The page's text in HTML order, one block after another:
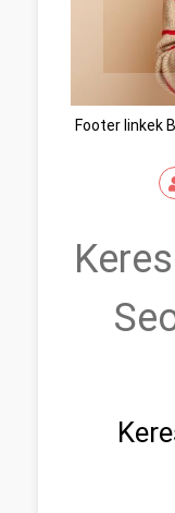
Footer linkek